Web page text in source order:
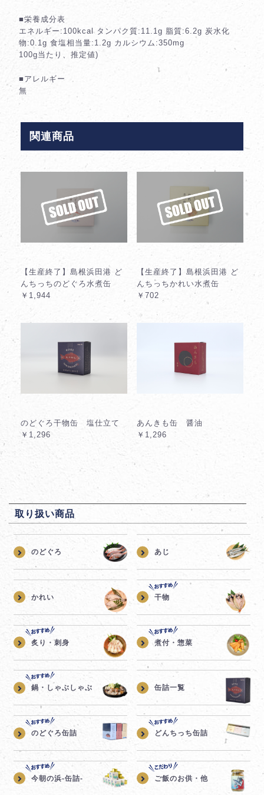
■栄養成分表
エネルギー:100kcal タンパク質:11.1g 脂質:6.2g 炭水化
物:0.1g 食塩相当量:1.2g カルシウム:350mg
100g当たり、推定値)
■アレルギー
無
関連商品
【生産終了】島根浜田港 ど
んちっちのどぐろ水煮缶
￥1,944
【生産終了】島根浜田港 ど
んちっちかれい水煮缶
￥702
のどぐろ干物缶 塩仕立て
￥1,296
あんきも缶 醤油
￥1,296
取り扱い商品
のどぐろ あじ
かれい 干物
炙り・刺身 煮付・惣菜
鍋・しゃぶしゃぶ 缶詰一覧
のどぐろ缶詰 どんちっち缶詰
今朝の浜-缶詰- ご飯のお供・他